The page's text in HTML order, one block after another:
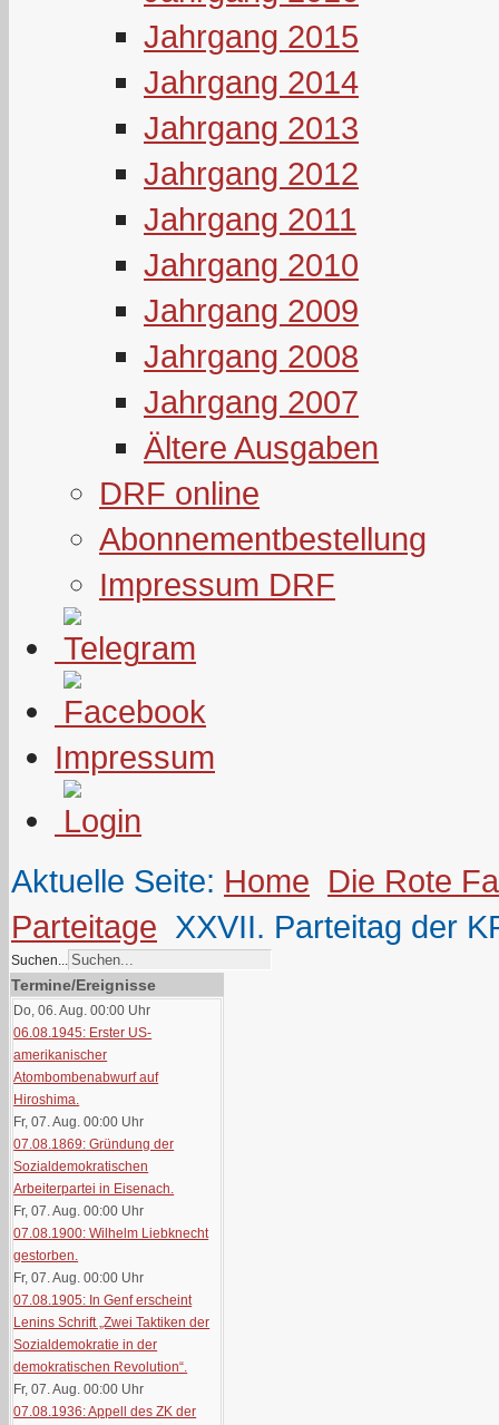
Jahrgang 2015
Jahrgang 2014
Jahrgang 2013
Jahrgang 2012
Jahrgang 2011
Jahrgang 2010
Jahrgang 2009
Jahrgang 2008
Jahrgang 2007
Ältere Ausgaben
DRF online
Abonnementbestellung
Impressum DRF
Impressum
Aktuelle Seite: Home Die Rote
Parteitage XXVII. Parteitag der
Suchen...
Termine/Ereignisse
Do, 06. Aug. 00:00 Uhr
06.08.1945: Erster US-
amerikanischer
Atombombenabwurf auf
Hiroshima.
Fr, 07. Aug. 00:00 Uhr
07.08.1869: Gründung der
Sozialdemokratischen
Arbeiterpartei in Eisenach.
Fr, 07. Aug. 00:00 Uhr
07.08.1900: Wilhelm Liebknecht
gestorben.
Fr, 07. Aug. 00:00 Uhr
07.08.1905: In Genf erscheint
Lenins Schrift „Zwei Taktiken der
Sozialdemokratie in der
demokratischen Revolution“.
Fr, 07. Aug. 00:00 Uhr
07.08.1936: Appell des ZK der